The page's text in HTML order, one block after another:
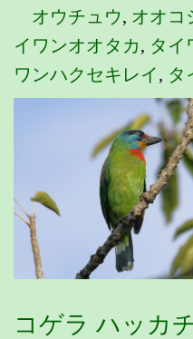
オウチュウ, オオコ
イワンオオタカ, タイ
ワンハクセキレイ, タ
コゲラ ハッカ